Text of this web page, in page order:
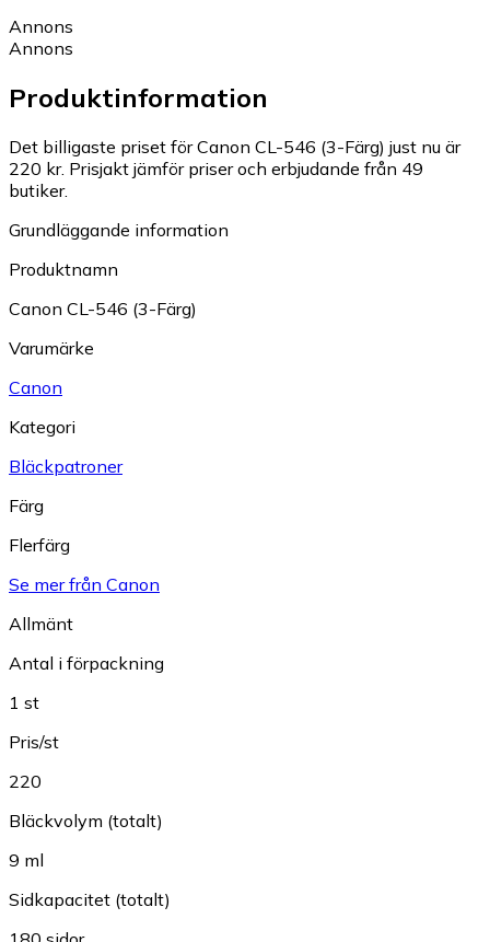
Annons
Annons
Produktinformation
Det billigaste priset för Canon CL-546 (3-Färg) just nu är
220 kr. Prisjakt jämför priser och erbjudande från 49
butiker.
Grundläggande information
Produktnamn
Canon CL-546 (3-Färg)
Varumärke
Canon
Kategori
Bläckpatroner
Färg
Flerfärg
Se mer från Canon
Allmänt
Antal i förpackning
1 st
Pris/st
220
Bläckvolym (totalt)
9 ml
Sidkapacitet (totalt)